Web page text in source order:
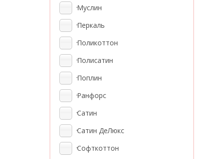
Муслин
Перкаль
Поликоттон
Полисатин
Поплин
Ранфорс
Сатин
Сатин ДеЛюкс
Софткоттон